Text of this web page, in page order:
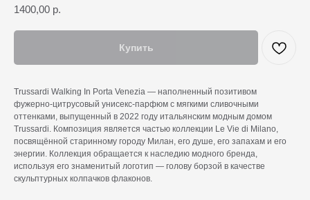
1400,00 р.
Купить
Trussardi Walking In Porta Venezia — наполненный позитивом
фужерно-цитрусовый унисекс-парфюм с мягкими сливочными
оттенками, выпущенный в 2022 году итальянским модным домом
Trussardi. Композиция является частью коллекции Le Vie di Milano,
посвящённой старинному городу Милан, его душе, его запахам и его
энергии. Коллекция обращается к наследию модного бренда,
используя его знаменитый логотип — голову борзой в качестве
скульптурных колпачков флаконов.